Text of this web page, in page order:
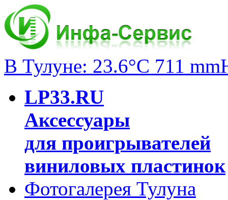
В Тулуне: 23.6°C 711
LP33.RU
Аксессуары
для проигрывателей
виниловых пластинок
Фотогалерея Тулуна